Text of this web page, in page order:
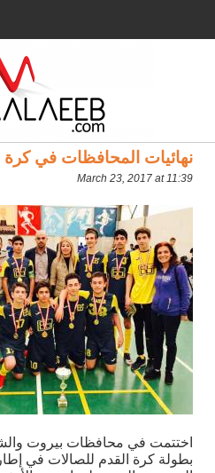
نهائيات المحافظات في كرة
March 23, 2017 at 11:39
اختتمت في محافظات بيروت
بطولة كرة القدم للصالات في